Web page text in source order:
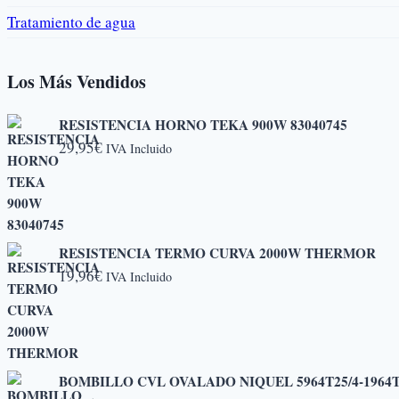
Tratamiento de agua
Los Más Vendidos
RESISTENCIA HORNO TEKA 900W 83040745
29,95€ IVA Incluido
RESISTENCIA TERMO CURVA 2000W THERMOR
19,96€ IVA Incluido
BOMBILLO CVL OVALADO NIQUEL 5964T25/4-